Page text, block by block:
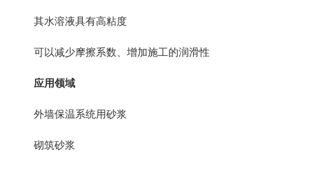
其水溶液具有高粘度
可以减少摩擦系数、增加施工的润滑性
应用领域
外墙保温系统用砂浆
砌筑砂浆